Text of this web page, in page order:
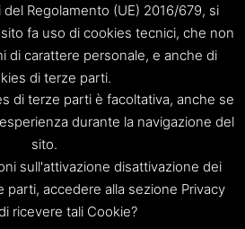
del servizio di gestione Rifiuti
Metropolitana” S.C.p.A.
Pretoria 1 – Sede amministrativa:
360 – Capitale sociale: Euro
120.000,00
PA-309841
e-mail: info@srrpalermo.it – PEC:
del Regolamento (UE) 2016/679, si
fa uso di cookies tecnici, che non
di carattere personale, e anche di
di terze parti.
di terze parti è facoltativa, anche se
durante la navigazione del
sito.
sull'attivazione disattivazione dei
parti, accedere alla sezione Privacy
ricevere tali Cookie?